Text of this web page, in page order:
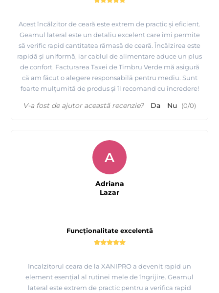
Acest încălzitor de ceară este extrem de practic și eficient.
Geamul lateral este un detaliu excelent care îmi permite
să verific rapid cantitatea rămasă de ceară. Încălzirea este
rapidă și uniformă, iar cablul de alimentare aduce un plus
de confort. Facturarea Taxei de Timbru Verde mă asigură
că am făcut o alegere responsabilă pentru mediu. Sunt
foarte mulțumită de produs și îl recomand cu încredere!
V-a fost de ajutor această recenzie? Da Nu (0/0)
Funcționalitate excelentă
Incalzitorul ceara de la XANIPRO a devenit rapid un
element esențial al rutinei mele de îngrijire. Geamul
lateral este extrem de practic pentru a verifica rapid
A
Adriana
Lazar